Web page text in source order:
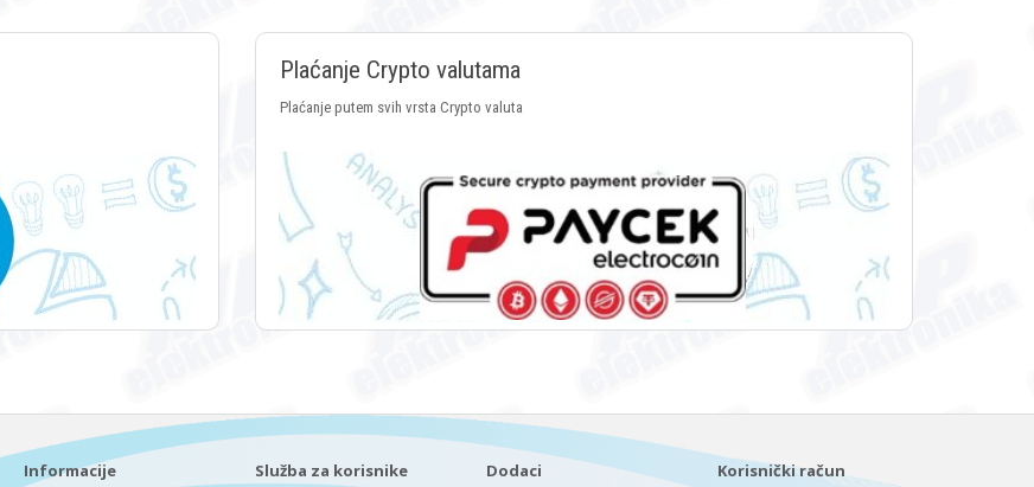
Plaćanje Crypto valutama
Plaćanje putem svih vrsta Crypto valuta
Informacije Služba za korisnike Dodaci Korisnički račun